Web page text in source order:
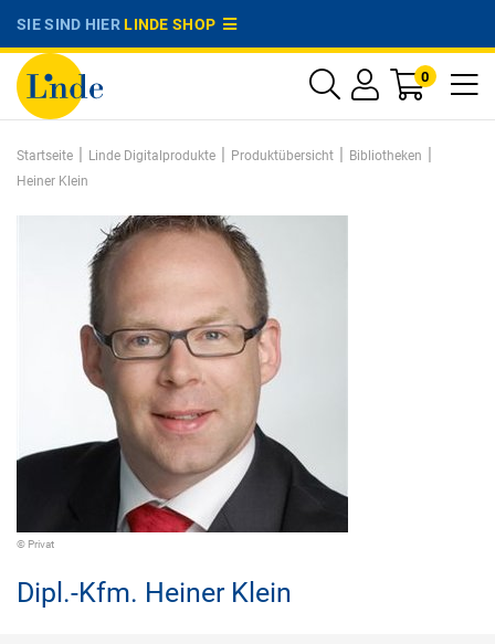
SIE SIND HIERLINDE SHOP
0
Startseite | Linde Digitalprodukte | Produktübersicht | Bibliotheken |
Heiner Klein
© Privat
Dipl.-Kfm. Heiner Klein